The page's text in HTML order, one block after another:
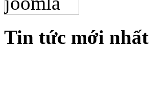
Tin tức mới nhất